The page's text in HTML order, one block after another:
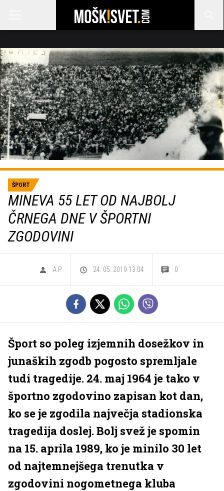
ŠPORT
MINEVA 55 LET OD NAJBOLJ
ČRNEGA DNE V ŠPORTNI
ZGODOVINI
A.P. 24. 05. 2019 13.04 0
Šport so poleg izjemnih dosežkov in
junaških zgodb pogosto spremljale
tudi tragedije. 24. maj 1964 je tako v
športno zgodovino zapisan kot dan,
ko se je zgodila največja stadionska
tragedija doslej. Bolj svež je spomin
na 15. aprila 1989, ko je minilo 30 let
od najtemnejšega trenutka v
zgodovini nogometnega kluba